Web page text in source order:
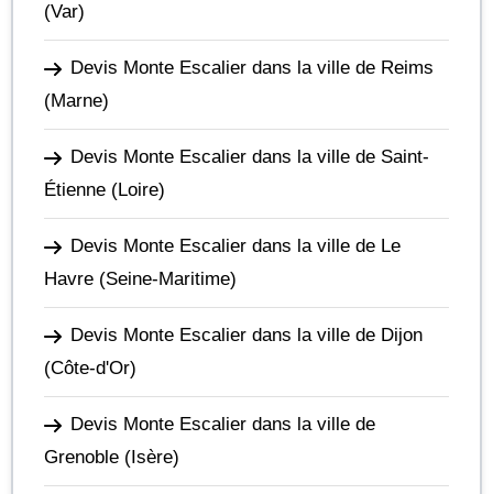
(Var)
Devis Monte Escalier dans la ville de Reims
(Marne)
Devis Monte Escalier dans la ville de Saint-
Étienne (Loire)
Devis Monte Escalier dans la ville de Le
Havre (Seine-Maritime)
Devis Monte Escalier dans la ville de Dijon
(Côte-d'Or)
Devis Monte Escalier dans la ville de
Grenoble (Isère)